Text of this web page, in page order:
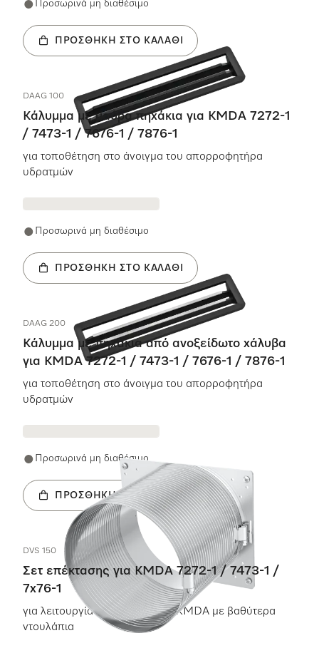
Προσωρινά μη διαθέσιμο
ΠΡΟΣΘΉΚΗ ΣΤΟ ΚΑΛΆΘΙ
DAAG 100
Κάλυμμα με μαύρα πηχάκια για KMDA 7272-1
/ 7473-1 / 7676-1 / 7876-1
για τοποθέτηση στο άνοιγμα του απορροφητήρα
υδρατμών
Προσωρινά μη διαθέσιμο
ΠΡΟΣΘΉΚΗ ΣΤΟ ΚΑΛΆΘΙ
DAAG 200
Κάλυμμα με πηχάκια από ανοξείδωτο χάλυβα
για KMDA 7272-1 / 7473-1 / 7676-1 / 7876-1
για τοποθέτηση στο άνοιγμα του απορροφητήρα
υδρατμών
Προσωρινά μη διαθέσιμο
ΠΡΟΣΘΉΚΗ ΣΤΟ ΚΑΛΆΘΙ
DVS 150
Σετ επέκτασης για KMDA 7272-1 / 7473-1 /
7x76-1
για λειτουργία plug & play του KMDA με βαθύτερα
ντουλάπια